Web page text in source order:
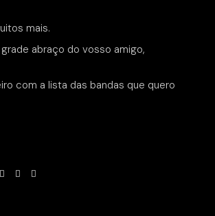
mais.
abraço do vosso amigo,
com a lista das bandas que quero